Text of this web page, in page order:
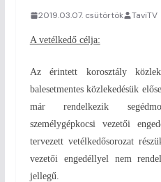
2019.03.07. csütörtök TaviTV
A vetélkedő célja:
Az érintett korosztály
balesetmentes közlekedésük
már rendelkezik
személygépkocsi vezetői
tervezett vetélkedősorozat
vezetői engedéllyel nem
jellegű.